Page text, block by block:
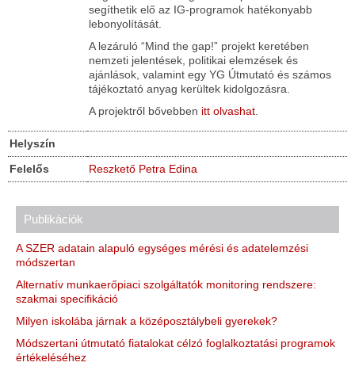
segíthetik elő az IG-programok hatékonyabb
lebonyolítását.
A lezáruló “Mind the gap!” projekt keretében
nemzeti jelentések, politikai elemzések és
ajánlások, valamint egy YG Útmutató és számos
tájékoztató anyag kerültek kidolgozásra.
A projektről bővebben itt olvashat
Helyszín
Felelős
Reszkető Petra Edina
Publikációk
A SZER adatain alapuló egységes mérési és adatelemzési
módszertan
Alternatív munkaerőpiaci szolgáltatók monitoring rendszere:
szakmai specifikáció
Milyen iskolába járnak a középosztálybeli gyerekek?
Módszertani útmutató fiatalokat célzó foglalkoztatási programok
értékeléséhez